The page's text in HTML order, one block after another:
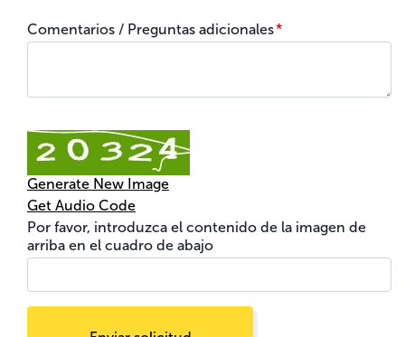
Comentarios / Preguntas adicionales*
Generate New Image
Get Audio Code
Por favor, introduzca el contenido de la imagen de
arriba en el cuadro de abajo